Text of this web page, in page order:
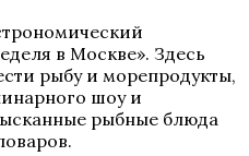
в Москве». Здесь
рыбу и морепродукты,
шоу и
рыбные блюда